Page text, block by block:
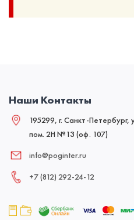
Наши Контакты
195299, г. Санкт-
пом. 2Н №13 (оф. 107)
info@poginter.ru
+7 (812) 292‑24‑12